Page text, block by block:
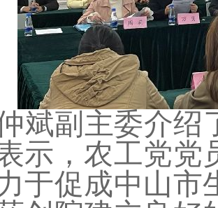
斌副主委介绍
示 ，农工党党
于促成中山市